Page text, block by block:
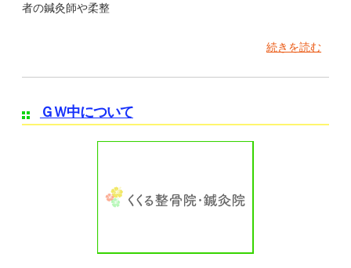
者の鍼灸師や柔整
続きを読む
ＧＷ中について